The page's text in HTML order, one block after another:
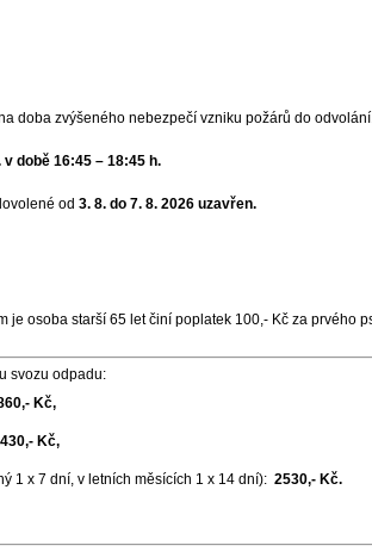
doba zvýšeného nebezpečí vzniku požárů do
době 16:45 – 18:45 h.
od 3. 8. do 7. 8. 2026 uzavřen.
je osoba starší 65 let činí poplatek 100,- Kč za prvého
svozu odpadu:
Kč,
Kč,
1 x 7 dní, v letních měsících 1 x 14 dní): 2530,- Kč.